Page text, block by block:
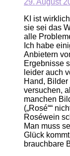
29. August
KI ist
sie sei das
alle
Ich habe
Anbietern
Ergebnisse
leider auch
Hand,
versuchen,
manchen
(„Rosé““
Roséwein
Man muss
Glück
brauchbare